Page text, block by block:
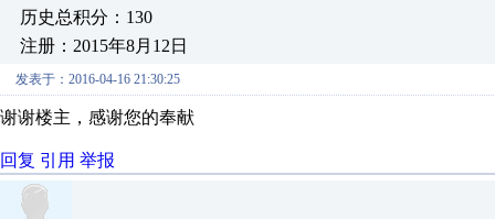
历史总积分：130
注册：2015年8月12日
发表于：2016-04-16 21:30:25
谢谢楼主，感谢您的奉献
回复 引用 举报